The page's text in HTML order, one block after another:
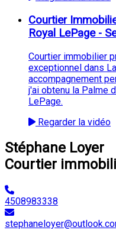
Courtier
Royal LePage -
Courtier immobilier
exceptionnel dans
accompagnement
j'ai obtenu la Palme
LePage.
Regarder la vidéo
Stéphane Loyer
Courtier
4508983338